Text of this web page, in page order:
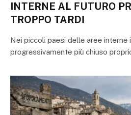
INTERNE AL FUTURO
TROPPO TARDI
Nei piccoli paesi delle aree interne
progressivamente più chiuso